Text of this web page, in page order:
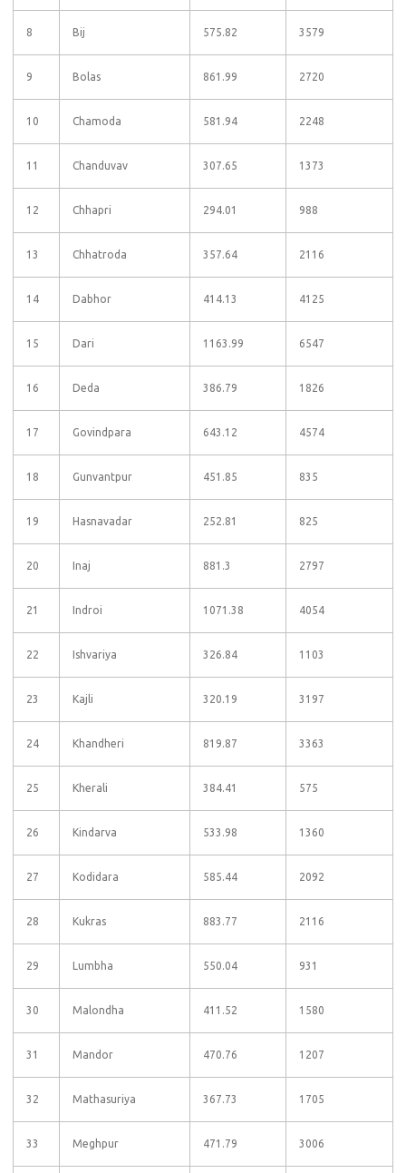
8 Bij 575.82 3579
9 Bolas 861.99 2720
10 Chamoda 581.94 2248
11 Chanduvav 307.65 1373
12 Chhapri 294.01 988
13 Chhatroda 357.64 2116
14 Dabhor 414.13 4125
15 Dari 1163.99 6547
16 Deda 386.79 1826
17 Govindpara 643.12 4574
18 Gunvantpur 451.85 835
19 Hasnavadar 252.81 825
20 Inaj 881.3 2797
21 Indroi 1071.38 4054
22 Ishvariya 326.84 1103
23 Kajli 320.19 3197
24 Khandheri 819.87 3363
25 Kherali 384.41 575
26 Kindarva 533.98 1360
27 Kodidara 585.44 2092
28 Kukras 883.77 2116
29 Lumbha 550.04 931
30 Malondha 411.52 1580
31 Mandor 470.76 1207
32 Mathasuriya 367.73 1705
33 Meghpur 471.79 3006